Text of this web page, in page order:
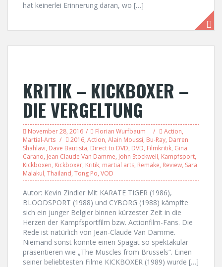
hat keinerlei Erinnerung daran, wo […]
KRITIK – KICKBOXER –
DIE VERGELTUNG
November 28, 2016 Florian Wurfbaum Action,
Martial-Arts
2016, Action, Alain Moussi, Bu-Ray, Darren
Shahlavi, Dave Bautista, Direct to DVD, DVD, Filmkritik, Gina
Carano, Jean Claude Van Damme, John Stockwell, Kampfsport,
Kickboxen, Kickboxer, Kritik, martial arts, Remake, Review, Sara
Malakul, Thailand, Tong Po, VOD
Autor: Kevin Zindler Mit KARATE TIGER (1986),
BLOODSPORT (1988) und CYBORG (1988) kämpfte
sich ein junger Belgier binnen kürzester Zeit in die
Herzen der Kampfsportfilm bzw. Actionfilm-Fans. Die
Rede ist natürlich von Jean-Claude Van Damme.
Niemand sonst konnte einen Spagat so spektakulär
präsentieren wie „The Muscles from Brussels“. Einen
seiner beliebtesten Filme KICKBOXER (1989) wurde […]